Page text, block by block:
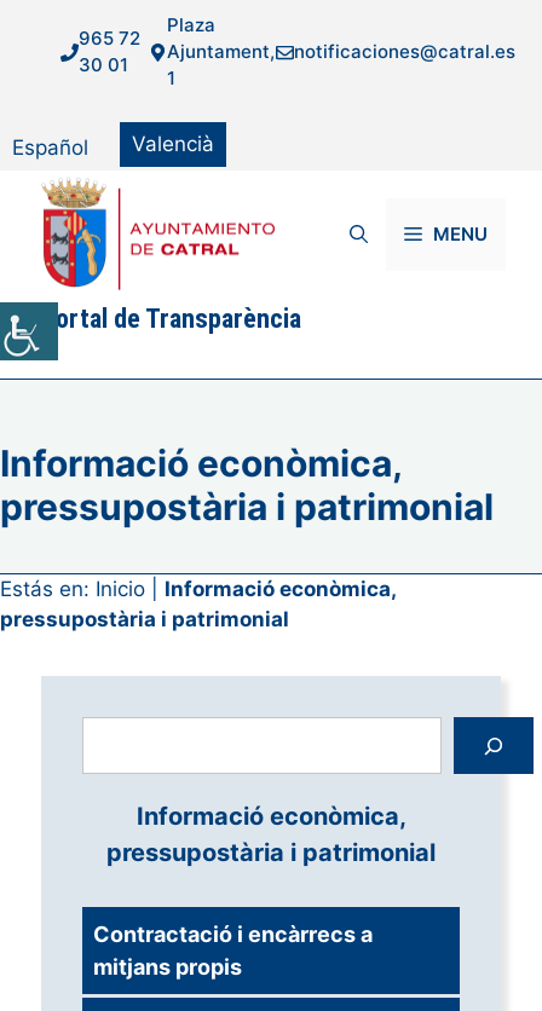
contingut
965 72
30 01
Plaza
Ajuntament,
1
notificaciones@catral.es
Español Valencià
MENU
Portal de Transparència
Informació econòmica,
pressupostària i patrimonial
Estás en: Inicio
Informació econòmica,
pressupostària i patrimonial
Informació econòmica,
pressupostària i patrimonial
Contractació i encàrrecs a
mitjans propis